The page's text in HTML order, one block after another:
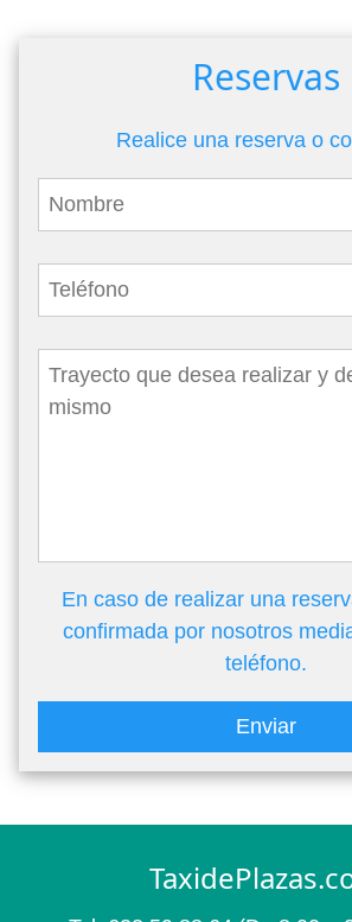
Reservas
Realice una reserva o
En caso de realizar una
confirmada por nosotros
teléfono.
Enviar